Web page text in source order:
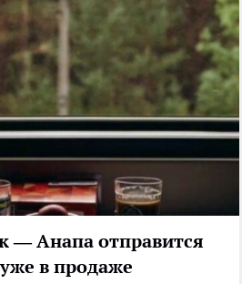
— Анапа отправится
в продаже